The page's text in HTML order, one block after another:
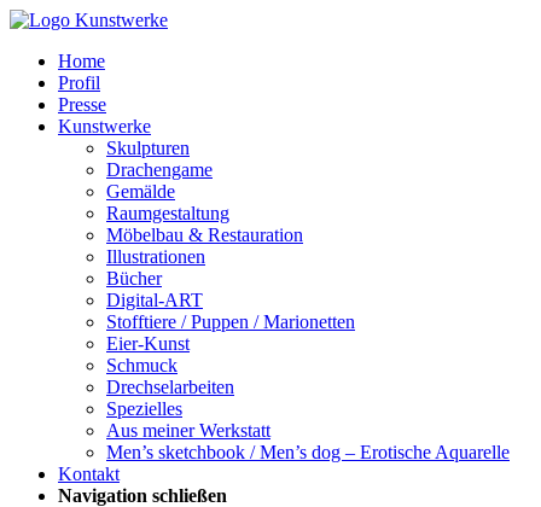
Home
Profil
Presse
Kunstwerke
Skulpturen
Drachengame
Gemälde
Raumgestaltung
Möbelbau & Restauration
Illustrationen
Bücher
Digital-ART
Stofftiere / Puppen / Marionetten
Eier-Kunst
Schmuck
Drechselarbeiten
Spezielles
Aus meiner Werkstatt
Men’s sketchbook / Men’s dog – Erotische Aquarelle
Kontakt
Navigation schließen